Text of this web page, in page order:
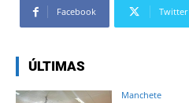
Facebook Twitter
ÚLTIMAS
Manchete